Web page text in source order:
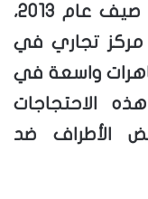
تعود أحداث حديقة غيزي إلى صيف عام 2013،
مركز تجاري في
واسعة في
الاحتجاجات
الأطراف ضد